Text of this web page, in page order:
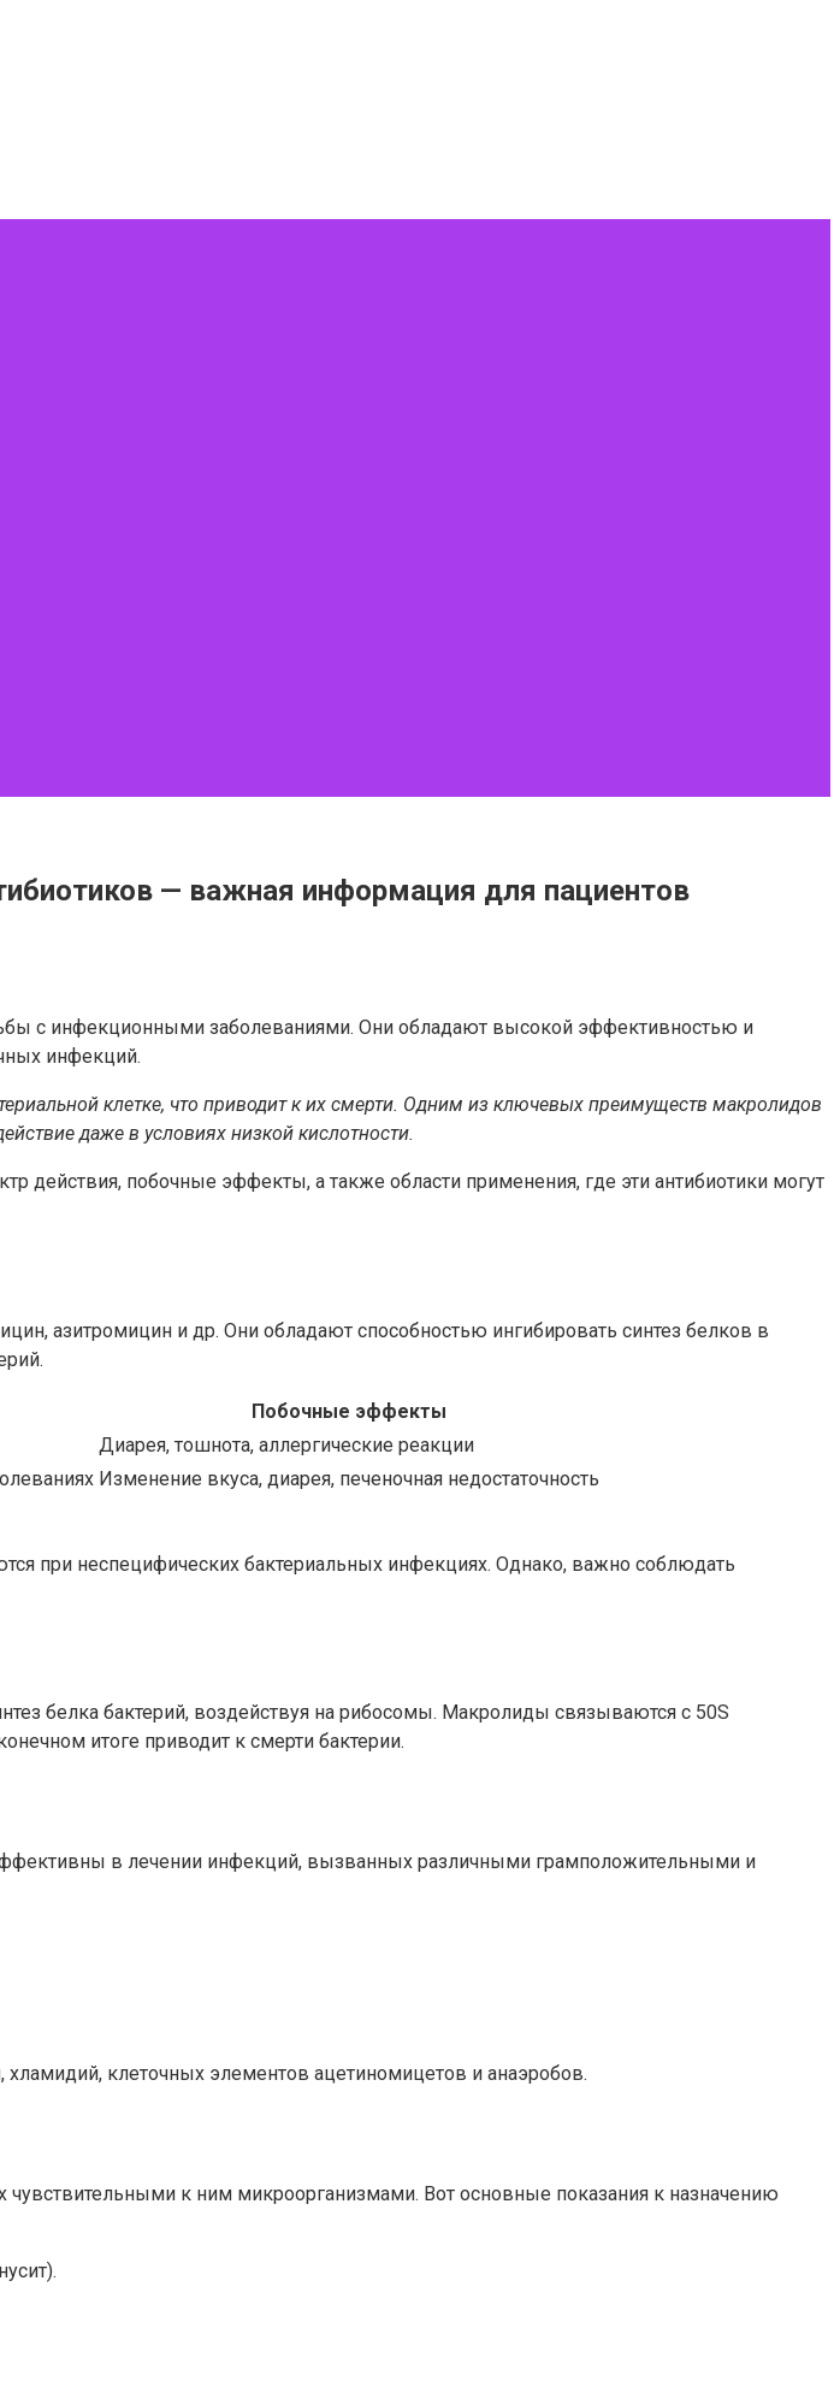
— важная информация для пациентов
с инфекционными заболеваниями. Они обладают высокой эффективностью и
инфекций.
клетке, что приводит к их смерти. Одним из ключевых преимуществ макролидов
даже в условиях низкой кислотности.
действия, побочные эффекты, а также области применения, где эти антибиотики могут
азитромицин и др. Они обладают способностью ингибировать синтез белков в
Побочные эффекты
Диарея, тошнота, аллергические реакции
Изменение вкуса, диарея, печеночная недостаточность
при неспецифических бактериальных инфекциях. Однако, важно соблюдать
белка бактерий, воздействуя на рибосомы. Макролиды связываются с 50S
итоге приводит к смерти бактерии.
в лечении инфекций, вызванных различными грамположительными и
клеточных элементов ацетиномицетов и анаэробов.
к ним микроорганизмами. Вот основные показания к назначению